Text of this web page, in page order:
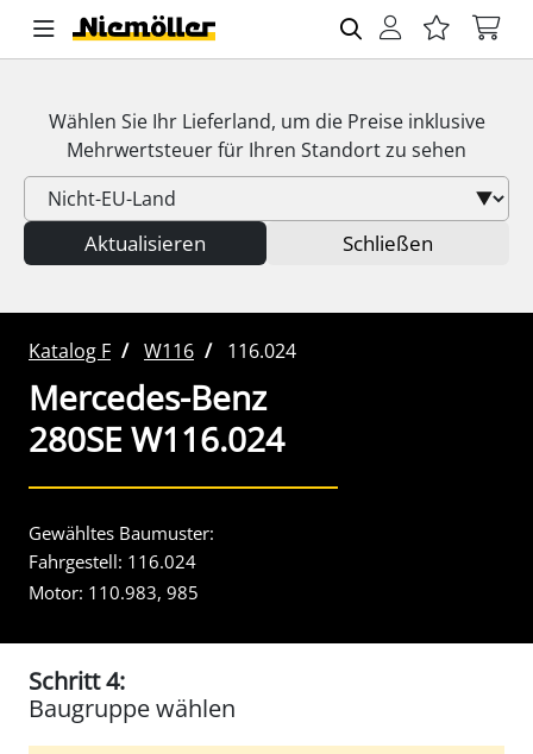
Wählen Sie Ihr Lieferland, um die Preise inklusive
Mehrwertsteuerfür Ihren Standort zu sehen
Aktualisieren Schließen
Katalog F W116 116.024
Mercedes-Benz
280SE W116.024
Gewähltes Baumuster:
Fahrgestell: 116.024
Motor: 110.983, 985
Schritt 4:
Baugruppe wählen